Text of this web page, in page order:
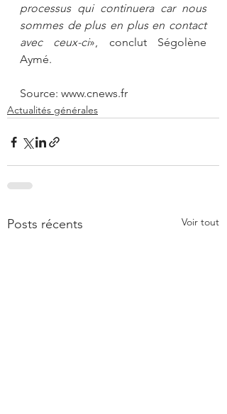
processus qui continuera car nous
sommes de plus en plus en contact
avec ceux-ci», conclut Ségolène
Aymé.
Source: www.cnews.fr
Actualités générales
Posts récents Voir tout